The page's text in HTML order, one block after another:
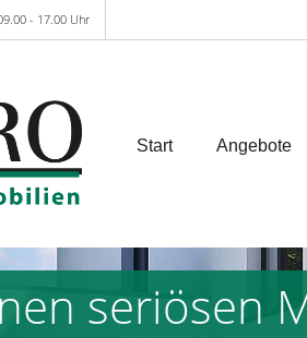
- 17.00 Uhr
Start Angebote
seriösen